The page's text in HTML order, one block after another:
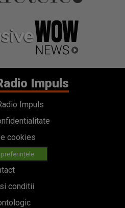
Impuls
Impuls
cookies
conditii